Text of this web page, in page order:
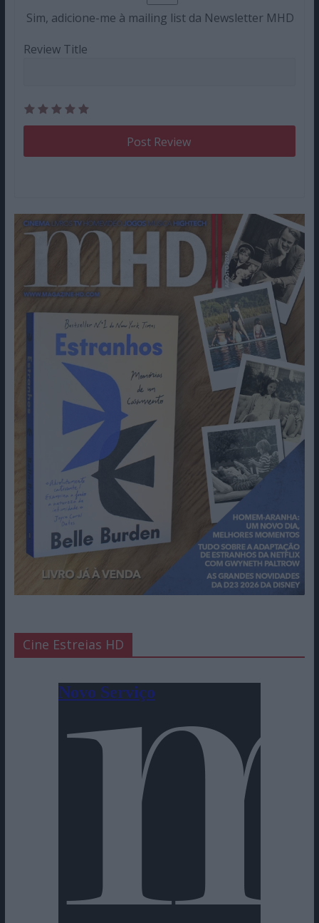
Sim, adicione-me à mailing list da Newsletter MHD
Review Title
Cine Estreias HD